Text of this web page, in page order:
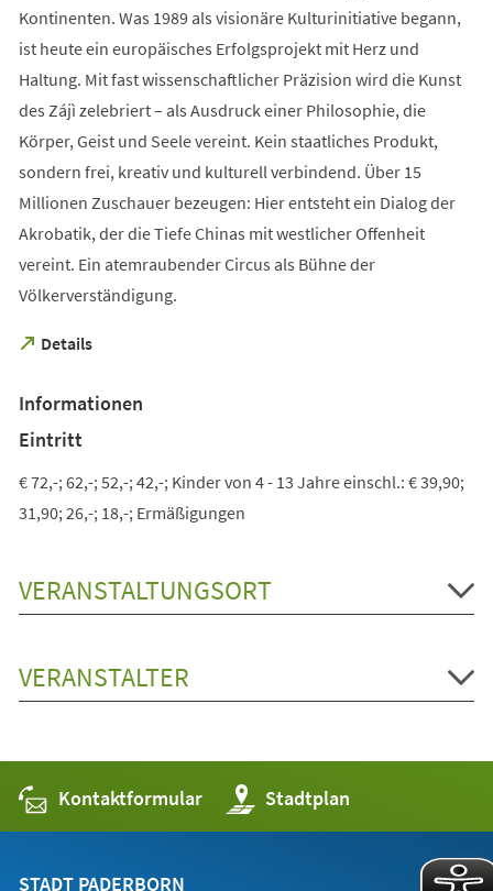
Kontinenten. Was 1989 als visionäre Kulturinitiative begann,
ist heute ein europäisches Erfolgsprojekt mit Herz und
Haltung. Mit fast wissenschaftlicher Präzision wird die Kunst
des Zájì zelebriert – als Ausdruck einer Philosophie, die
Körper, Geist und Seele vereint. Kein staatliches Produkt,
sondern frei, kreativ und kulturell verbindend. Über 15
Millionen Zuschauer bezeugen: Hier entsteht ein Dialog der
Akrobatik, der die Tiefe Chinas mit westlicher Offenheit
vereint. Ein atemraubender Circus als Bühne der
Völkerverständigung.
Details
(Öffnet
neuen
Tab)
Informationen
Eintritt
€ 72,-; 62,-; 52,-; 42,-; Kinder von 4 - 13 Jahre einschl.: € 39,90;
31,90; 26,-; 18,-; Ermäßigungen
VERANSTALTUNGSORT
VERANSTALTER
Kontaktformular Stadtplan
(Öffnet
in
einem
STADT PADERBORN